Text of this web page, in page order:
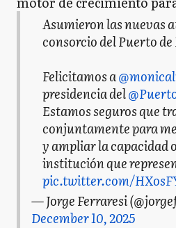
Asumieron las nuevas
consorcio del Puerto de
Felicitamos a
presidencia del
Estamos seguros que
conjuntamente para
y ampliar la capacidad
institución que
pic.twitter.com/
— Jorge Ferraresi
December 10, 2025